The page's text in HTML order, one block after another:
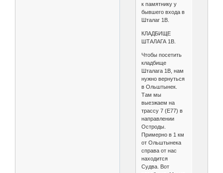
к памятнику у
бывшего входа в
Шталаг 1B.
КЛАДБИЩЕ
ШТАЛАГА 1B.
Чтобы посетить
кладбище
Шталага 1B, нам
нужно вернуться
в Ольштынек.
Там мы
выезжаем на
трассу 7 (E77) в
направлении
Остроды.
Примерно в 1 км
от Ольштынека
справа от нас
находится
Судва. Вот